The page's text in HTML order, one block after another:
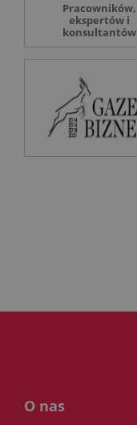
Pracowników,
ekspertów i
konsultantów
O nas